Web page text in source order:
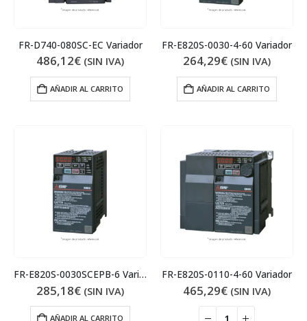
FR-D740-080SC-EC Variador
486,12€ (SIN IVA)
AÑADIR AL CARRITO
FR-E820S-0030-4-60 Variador
264,29€ (SIN IVA)
AÑADIR AL CARRITO
FR-E820S-0030SCEPB-6 Variador
285,18€ (SIN IVA)
AÑADIR AL CARRITO
FR-E820S-0110-4-60 Variador
465,29€ (SIN IVA)